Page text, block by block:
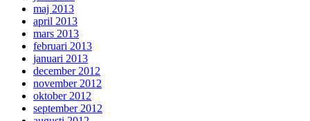
maj 2013
april 2013
mars 2013
februari 2013
januari 2013
december 2012
november 2012
oktober 2012
september 2012